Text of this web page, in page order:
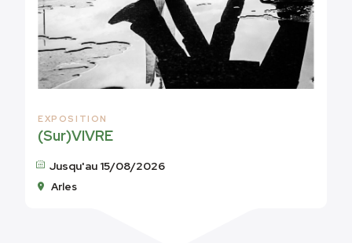
EXPOSITION
(Sur)VIVRE
Jusqu'au 15/08/2026
Arles